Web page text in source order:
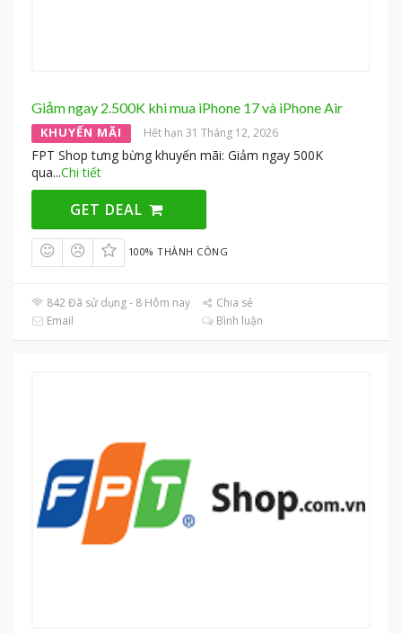
Giảm ngay 2.500K khi mua iPhone 17 và iPhone Air
KHUYẾN MÃI Hết hạn 31 Tháng 12, 2026
FPT Shop tưng bừng khuyến mãi: Giảm ngay 500K
qua...Chi tiết
GET DEAL
100% THÀNH CÔNG
842 Đã sử dụng - 8 Hôm nay
Chia sẻ
Email
Bình luận